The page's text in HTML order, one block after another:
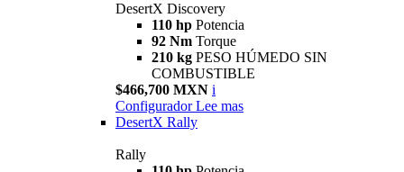
DesertX Discovery
110 hp Potencia
92 Nm Torque
210 kg PESO HÚMEDO SIN
COMBUSTIBLE
$466,700 MXN i
Configurador Lee mas
DesertX Rally
Rally